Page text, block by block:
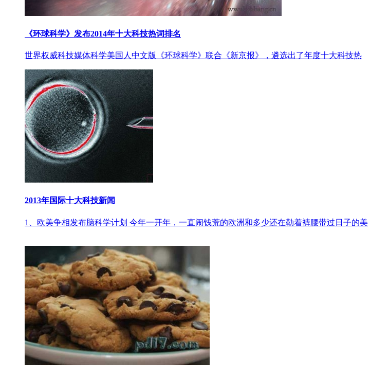
《环球科学》发布2014年十大科技热词排名
世界权威科技媒体科学美国人中文版《环球科学》联合《新京报》，遴选出了年度十大科技热
2013年国际十大科技新闻
1、欧美争相发布脑科学计划 今年一开年，一直闹钱荒的欧洲和多少还在勒着裤腰带过日子的美